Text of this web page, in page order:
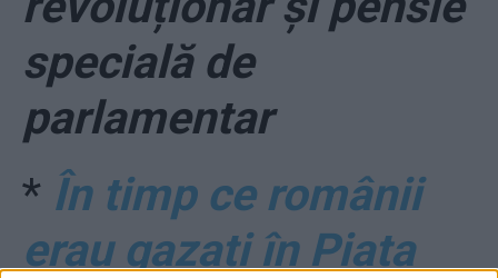
specială de
parlamentar
* În timp ce românii
erau gazați în Piața